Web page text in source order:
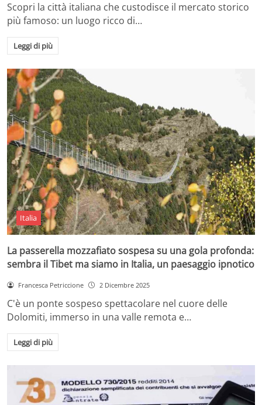
Scopri la città italiana che custodisce il mercato storico
più famoso: un luogo ricco di…
Leggi di più
Italia
La passerella mozzafiato sospesa su una gola profonda:
sembra il Tibet ma siamo in Italia, un paesaggio ipnotico
Francesca Petriccione 2 Dicembre 2025
C'è un ponte sospeso spettacolare nel cuore delle
Dolomiti, immerso in una valle remota e…
Leggi di più